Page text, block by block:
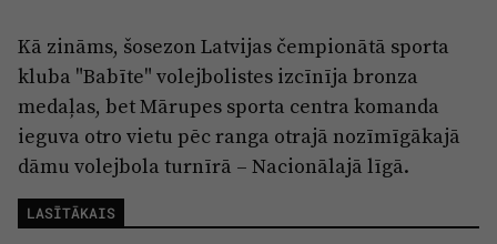
Kā zināms, šosezon Latvijas čempionātā sporta
kluba "Babīte" volejbolistes izcīnīja bronza
medaļas, bet Mārupes sporta centra komanda
ieguva otro vietu pēc ranga otrajā nozīmīgākajā
dāmu volejbola turnīrā – Nacionālajā līgā.
LASĪTĀKAIS